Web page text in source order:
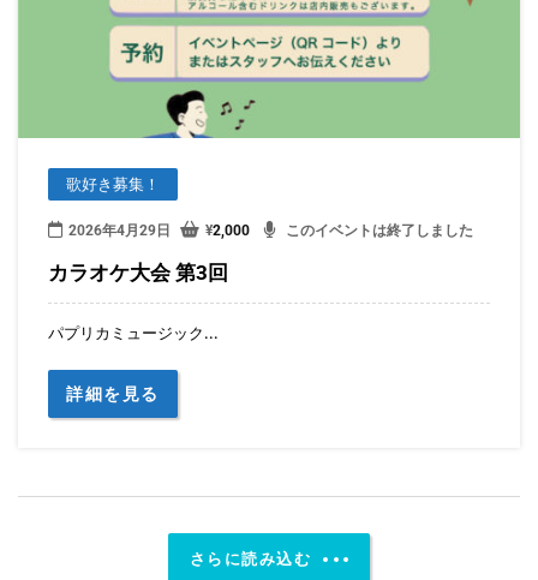
歌好き募集！
2026年4月29日 ¥2,000 このイベントは終了しました
カラオケ大会 第3回
パプリカミュージック...
詳細を見る
さらに読み込む